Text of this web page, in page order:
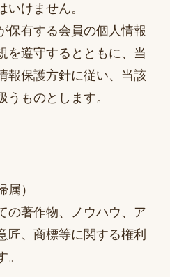
いけません。
保有する会員の個人情報
を遵守するとともに、当
報保護方針に従い、当該
ものとします。
）
の著作物、ノウハウ、ア
匠、商標等に関する権利